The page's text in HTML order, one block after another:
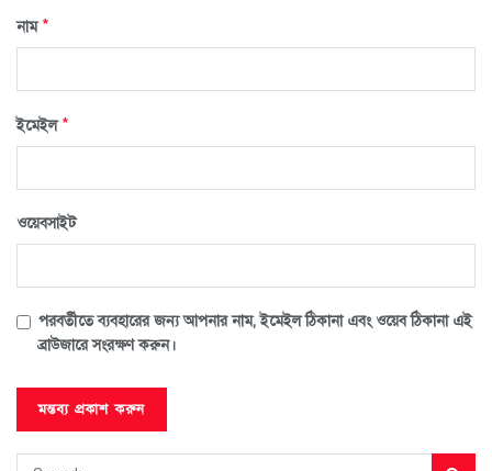
নাম*
ইমেইল*
ওয়েবসাইট
পরবর্তীতে ব্যবহারের জন্য আপনার নাম, ইমেইল ঠিকানা এবং ওয়েব ঠিকানা এই
ব্রাউজারে সংরক্ষণ করুন।